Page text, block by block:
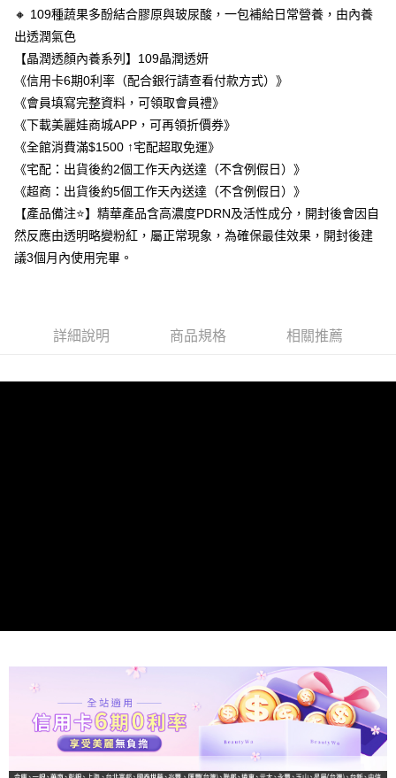
４．使用「AFTEE先享後付」時，將依據個別帳號之用戶狀況，依本公司即
時審查核予不同之上限額度；若仍有額度不足之情形，本公司將視審查結果
請求用戶進行身份認證。
５．嚴禁一人註冊多個帳號或使用他人資訊註冊。若發現惡意使用之情形，
恩沛科技股份有限公司將有權停止該用戶之使用額度並採取法律行動。
每筆NT$100，滿NT$1,500(含以上)免運費
🔸 109種蔬果多酚結合膠原與玻尿酸，一包補給日常營養，由內養
出透潤氣色
【晶潤透顏內養系列】109晶潤透妍
《信用卡6期0利率（配合銀行請查看付款方式）》
《會員填寫完整資料，可領取會員禮》
《下載美麗娃商城APP，可再領折價券》
《全館消費滿$1500 ↑宅配超取免運》
《宅配：出貨後約2個工作天內送達（不含例假日）》
《超商：出貨後約5個工作天內送達（不含例假日）》
【產品備注⭐】精華產品含高濃度PDRN及活性成分，開封後會因自
然反應由透明略變粉紅，屬正常現象，為確保最佳效果，開封後建
議3個月內使用完畢。
詳細說明 商品規格 相關推薦